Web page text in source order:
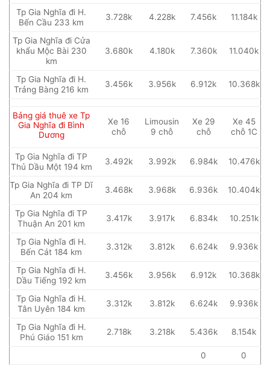
Tp Gia Nghĩa đi H.
Bến Cầu 233 km
3.728k 4.228k 7.456k 11.184k
Tp Gia Nghĩa đi Cửa
khẩu Mộc Bài 230
km
3.680k 4.180k 7.360k 11.040k
Tp Gia Nghĩa đi H.
Trảng Bàng 216 km
3.456k 3.956k 6.912k 10.368k
Bảng giá thuê xe Tp
Gia Nghĩa đi Bình
Dương
Xe 16
chỗ
Limousin
9 chỗ
Xe 29
chỗ
Xe 45
chỗ 1C
Tp Gia Nghĩa đi TP
Thủ Dầu Một 194 km
3.492k 3.992k 6.984k 10.476k
Tp Gia Nghĩa đi TP Dĩ
An 204 km
3.468k 3.968k 6.936k 10.404k
Tp Gia Nghĩa đi TP
Thuận An 201 km
3.417k 3.917k 6.834k 10.251k
Tp Gia Nghĩa đi H.
Bến Cát 184 km
3.312k 3.812k 6.624k 9.936k
Tp Gia Nghĩa đi H.
Dầu Tiếng 192 km
3.456k 3.956k 6.912k 10.368k
Tp Gia Nghĩa đi H.
Tân Uyên 184 km
3.312k 3.812k 6.624k 9.936k
Tp Gia Nghĩa đi H.
Phú Giáo 151 km
2.718k 3.218k 5.436k 8.154k
0
0